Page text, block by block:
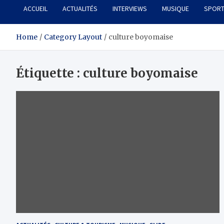
ACCUEIL ACTUALITÉS INTERVIEWS MUSIQUE SPORT
Home Category Layout culture boyomaise
Étiquette : culture boyomaise